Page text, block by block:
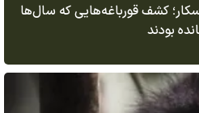
کشف قورباغه‌هایی که سال‌ها
بودند